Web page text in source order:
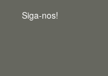
Siga-nos!